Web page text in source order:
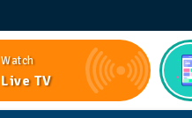
Watch
Live TV